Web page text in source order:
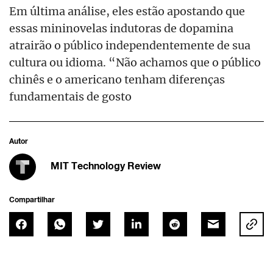
Em última análise, eles estão apostando que
essas mininovelas indutoras de dopamina
atrairão o público independentemente de sua
cultura ou idioma. “Não achamos que o público
chinês e o americano tenham diferenças
fundamentais de gosto
Autor
MIT Technology Review
Compartilhar